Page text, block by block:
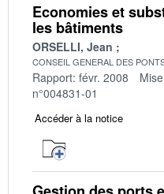
Economies et
les bâtiments
ORSELLI, Jean
CONSEIL GENERAL DES
Rapport: févr. 2008
n°004831-01
Accéder à la notice